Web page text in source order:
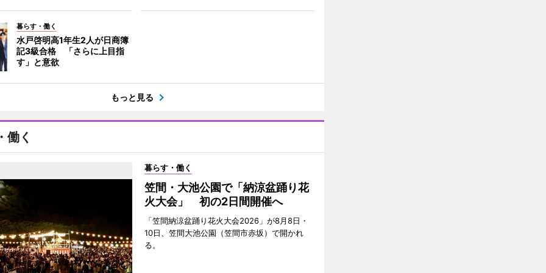
暮らす・働く
水戸啓明高1年生2人が日商簿
記3級合格 「さらに上目指
す」と意欲
もっと見る
働く
暮らす・働く
笠間・大池公園で「納涼盆踊り花
火大会」 初の2日間開催へ
「笠間納涼盆踊り花火大会2026」が8月8日・
10日、笠間大池公園（笠間市赤坂）で開かれ
る。